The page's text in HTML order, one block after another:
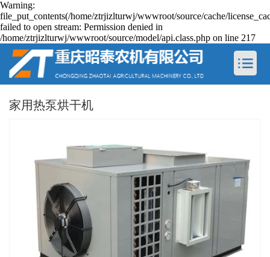
Warning:
file_put_contents(/home/ztrjizlturwj/wwwroot/source/cache/
failed to open stream: Permission denied in
/home/ztrjizlturwj/wwwroot/source/model/api.class.php on line 217
家用热泵烘干机